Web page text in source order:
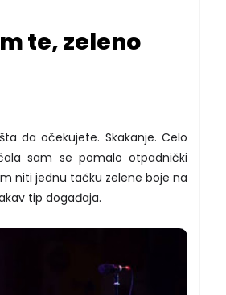
te, zeleno
da očekujete. Skakanje. Celo
sam se pomalo otpadnički
niti jednu tačku zelene boje na
tip događaja.